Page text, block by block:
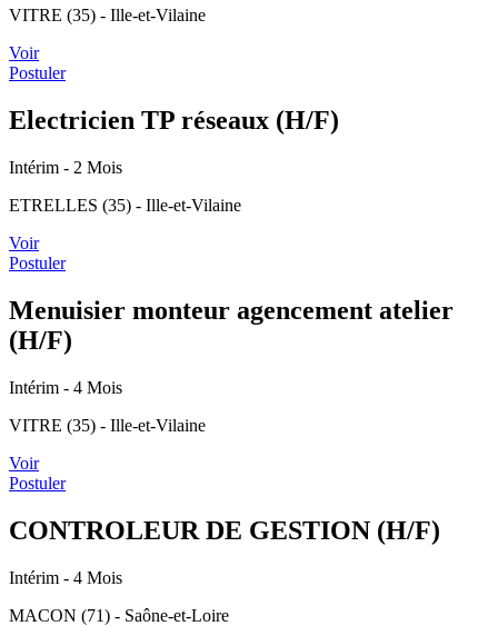
VITRE (35) - Ille-et-Vilaine
Voir
Postuler
Electricien TP réseaux (H/F)
Intérim - 2 Mois
ETRELLES (35) - Ille-et-Vilaine
Voir
Postuler
Menuisier monteur agencement atelier
(H/F)
Intérim - 4 Mois
VITRE (35) - Ille-et-Vilaine
Voir
Postuler
CONTROLEUR DE GESTION (H/F)
Intérim - 4 Mois
MACON (71) - Saône-et-Loire